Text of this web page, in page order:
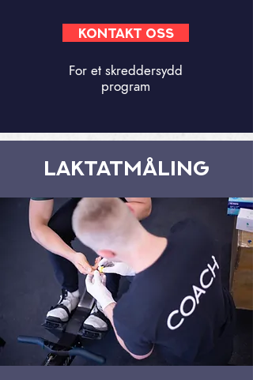
Kontakt oss
For et skreddersydd
program
Laktatmåling